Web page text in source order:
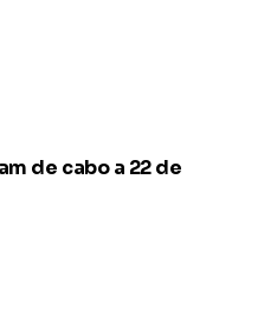
de cabo a 22 de